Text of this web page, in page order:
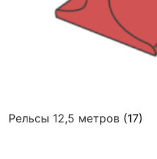
Рельсы 12,5 метров (17)